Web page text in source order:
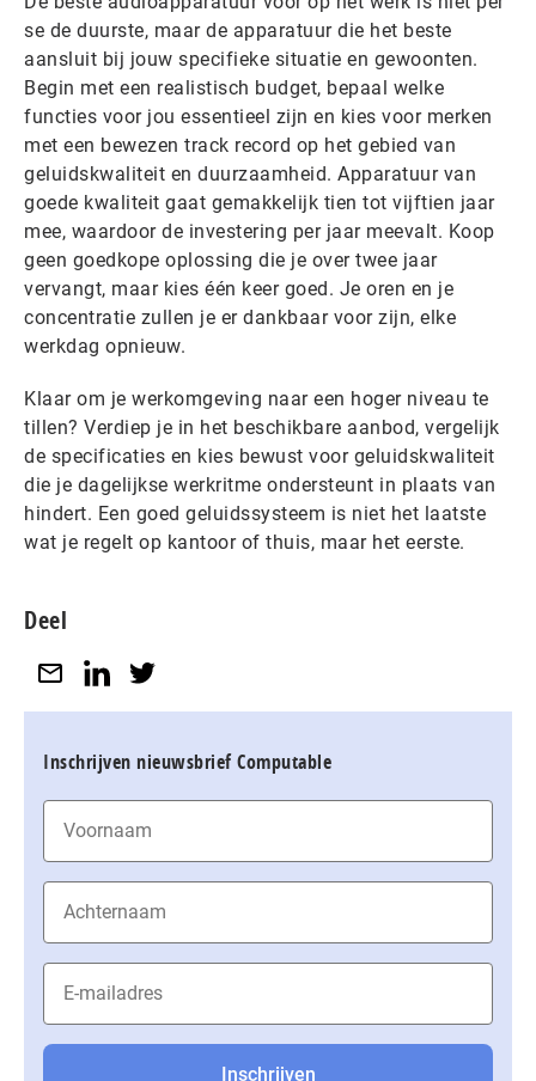
se de duurste, maar de apparatuur die het beste
aansluit bij jouw specifieke situatie en gewoonten.
Begin met een realistisch budget, bepaal welke
functies voor jou essentieel zijn en kies voor merken
met een bewezen track record op het gebied van
geluidskwaliteit en duurzaamheid. Apparatuur van
goede kwaliteit gaat gemakkelijk tien tot vijftien jaar
mee, waardoor de investering per jaar meevalt. Koop
geen goedkope oplossing die je over twee jaar
vervangt, maar kies één keer goed. Je oren en je
concentratie zullen je er dankbaar voor zijn, elke
werkdag opnieuw.
Klaar om je werkomgeving naar een hoger niveau te
tillen? Verdiep je in het beschikbare aanbod, vergelijk
de specificaties en kies bewust voor geluidskwaliteit
die je dagelijkse werkritme ondersteunt in plaats van
hindert. Een goed geluidssysteem is niet het laatste
wat je regelt op kantoor of thuis, maar het eerste.
Deel
Inschrijven nieuwsbrief Computable